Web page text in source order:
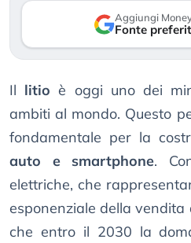
Aggiungi
Fonte
Il litio è oggi uno dei
ambiti al mondo. Questo
fondamentale per la
auto e smartphone.
elettriche, che
esponenziale della
che entro il 2030 la